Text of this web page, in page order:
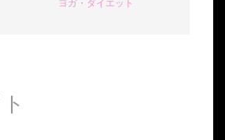
ヨガ・ダイエット